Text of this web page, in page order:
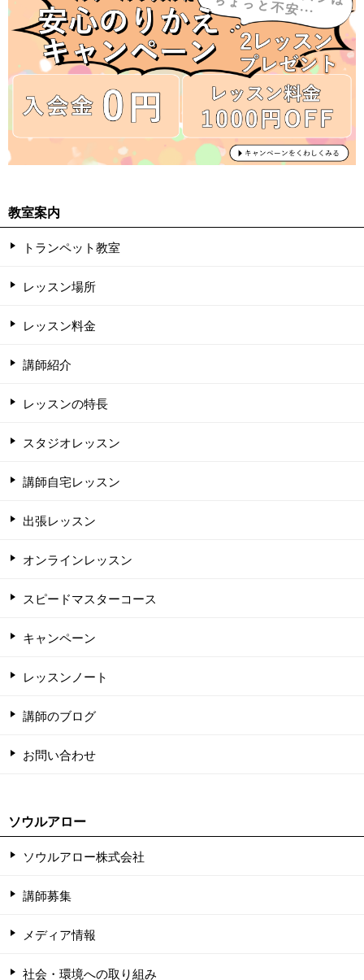
教室案内
トランペット教室
レッスン場所
レッスン料金
講師紹介
レッスンの特長
スタジオレッスン
講師自宅レッスン
出張レッスン
オンラインレッスン
スピードマスターコース
キャンペーン
レッスンノート
講師のブログ
お問い合わせ
ソウルアロー
ソウルアロー株式会社
講師募集
メディア情報
社会・環境への取り組み